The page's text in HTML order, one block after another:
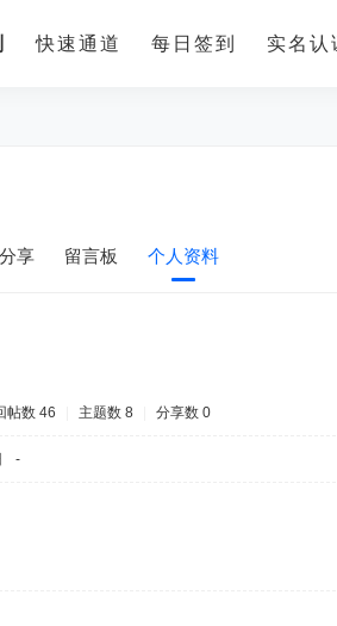
快速通道 每日签到 实名认
分享 留言板 个人资料
帖数 46 主题数 8 分享数 0
-